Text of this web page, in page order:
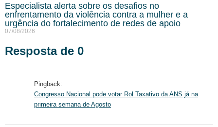
Especialista alerta sobre os desafios no
enfrentamento da violência contra a mulher e a
urgência do fortalecimento de redes de apoio
07/08/2026
Resposta de 0
Pingback:
Congresso Nacional pode votar Rol Taxativo da ANS já na
primeira semana de Agosto